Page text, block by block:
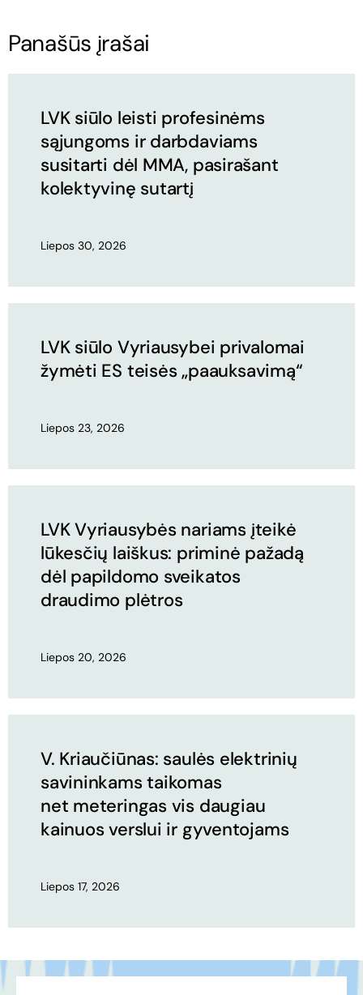
Panašūs įrašai
LVK siūlo leisti profesinėms
sąjungoms ir darbdaviams
susitarti dėl MMA, pasirašant
kolektyvinę sutartį
Liepos 30, 2026
LVK siūlo Vyriausybei privalomai
žymėti ES teisės „paauksavimą“
Liepos 23, 2026
LVK Vyriausybės nariams įteikė
lūkesčių laiškus: priminė pažadą
dėl papildomo sveikatos
draudimo plėtros
Liepos 20, 2026
V. Kriaučiūnas: saulės elektrinių
savininkams taikomas
net meteringas vis daugiau
kainuos verslui ir gyventojams
Liepos 17, 2026